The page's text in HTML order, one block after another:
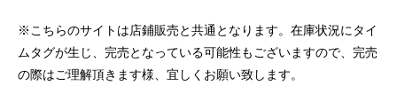
※こちらのサイトは店鋪販売と共通となります。在庫状況にタイ
ムタグが生じ、完売となっている可能性もございますので、完売
の際はご理解頂きます様、宜しくお願い致します。